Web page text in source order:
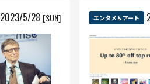
2023/5/28 [SUN] エンタメ＆アート